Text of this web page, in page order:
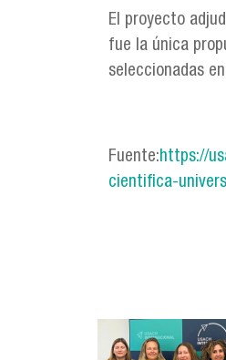
El proyecto
fue la única
seleccionadas
Fuente:https://
cientifica-